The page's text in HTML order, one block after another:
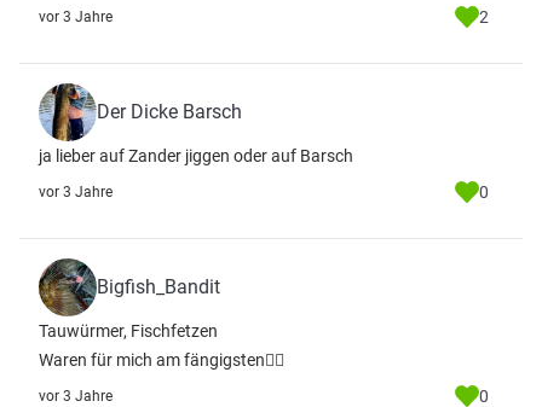
vor 3 Jahre 2
Der Dicke Barsch
ja lieber auf Zander jiggen oder auf Barsch
vor 3 Jahre 0
Bigfish_Bandit
Tauwürmer, Fischfetzen
Waren für mich am fängigsten👍🏼
vor 3 Jahre 0